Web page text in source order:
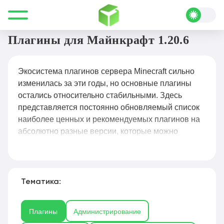
Все для Minecraft Плагины
Плагины для Майнкрафт 1.20.6
Экосистема плагинов сервера Minecraft сильно
изменилась за эти годы, но основные плагины
остались относительно стабильными. Здесь
представляется постоянно обновляемый список
наиболее ценных и рекомендуемых плагинов на
абсолютно разные версии, которые можно
не возникало трудностей в настройке и в
Плагины для Майнкрафт— это файлы,
Тематика:
Плагины Администрирование